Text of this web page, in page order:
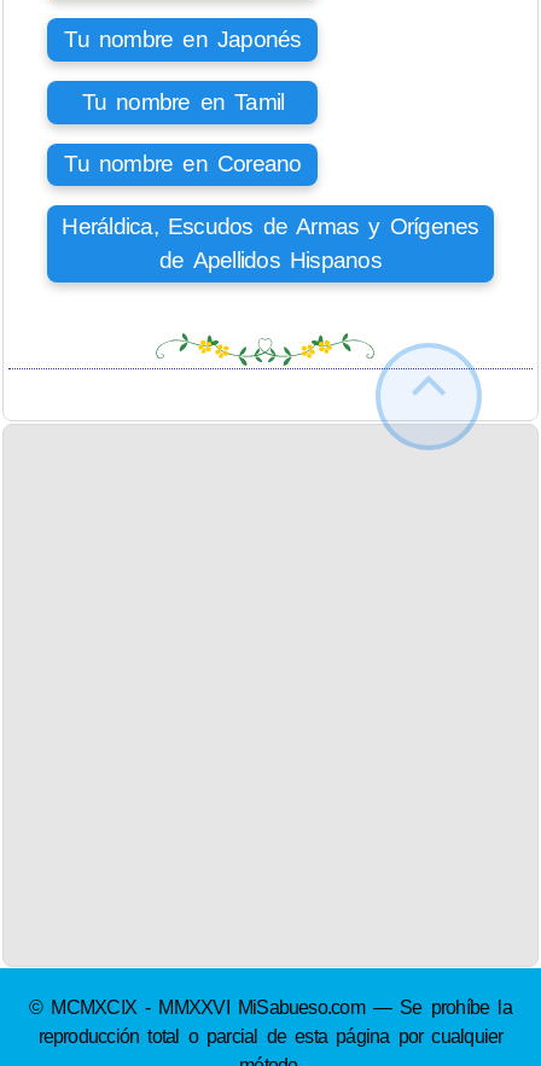
Tu nombre en Japonés
Tu nombre en Tamil
Tu nombre en Coreano
Heráldica, Escudos de Armas y Orígenes
de Apellidos Hispanos
© MCMXCIX - MMXXVI MiSabueso.com — Se prohíbe la
reproducción total o parcial de esta página por cualquier